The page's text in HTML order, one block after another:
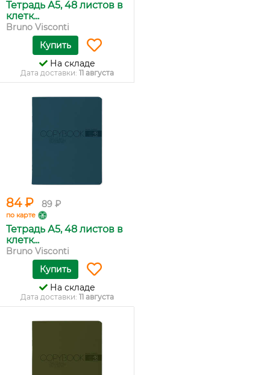
Тетрадь А5, 48 листов в
клетк...
Bruno Visconti
Купить
На складе
Дата доставки: 11 августа
84 ₽ 89 ₽
по карте
Тетрадь А5, 48 листов в
клетк...
Bruno Visconti
Купить
На складе
Дата доставки: 11 августа